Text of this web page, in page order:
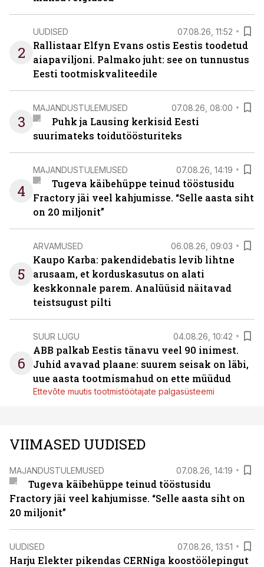
2
UUDISED 07.08.26, 11:52
Rallistaar Elfyn Evans ostis Eestis toodetud
aiapaviljoni. Palmako juht: see on tunnustus
Eesti tootmiskvaliteedile
3
MAJANDUSTULEMUSED 07.08.26, 08:00
Puhk ja Lausing kerkisid Eesti
suurimateks toidutöösturiteks
4
MAJANDUSTULEMUSED 07.08.26, 14:19
Tugeva käibehüppe teinud tööstusidu
Fractory jäi veel kahjumisse. “Selle aasta siht
on 20 miljonit”
5
ARVAMUSED 06.08.26, 09:03
Kaupo Karba: pakendidebatis levib lihtne
arusaam, et korduskasutus on alati
keskkonnale parem. Analüüsid näitavad
teistsugust pilti
6
SUUR LUGU 04.08.26, 10:42
ABB palkab Eestis tänavu veel 90 inimest.
Juhid avavad plaane: suurem seisak on läbi,
uue aasta tootmismahud on ette müüdud
Ettevõte muutis tootmistöötajate palgasüsteemi
VIIMASED UUDISED
MAJANDUSTULEMUSED 07.08.26, 14:19
Tugeva käibehüppe teinud tööstusidu
Fractory jäi veel kahjumisse. “Selle aasta siht on
20 miljonit”
UUDISED 07.08.26, 13:51
Harju Elekter pikendas CERNiga koostöölepingut